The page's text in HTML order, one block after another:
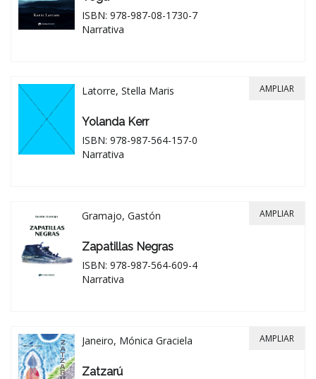
ISBN: 978-987-08-1730-7
Narrativa
Latorre, Stella Maris
Yolanda Kerr
ISBN: 978-987-564-157-0
Narrativa
AMPLIAR
Gramajo, Gastón
Zapatillas Negras
ISBN: 978-987-564-609-4
Narrativa
AMPLIAR
Janeiro, Mónica Graciela
Zatzarú
AMPLIAR